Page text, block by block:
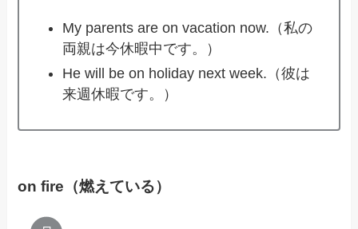
My parents are on vacation now.（私の
両親は今休暇中です。）
He will be on holiday next week.（彼は
来週休暇です。）
on fire（燃えている）